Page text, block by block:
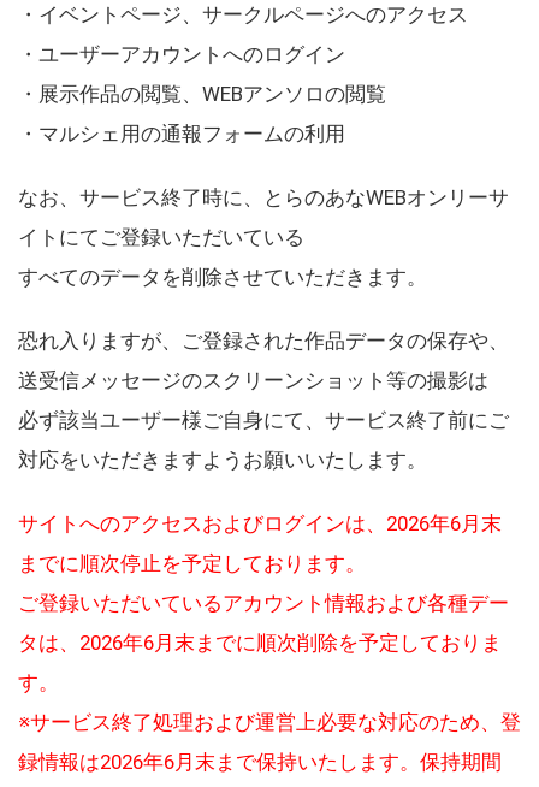
・イベントページ、サークルページへのアクセス
・ユーザーアカウントへのログイン
・展示作品の閲覧、WEBアンソロの閲覧
・マルシェ用の通報フォームの利用
なお、サービス終了時に、とらのあなWEBオンリーサ
イトにてご登録いただいている
すべてのデータを削除させていただきます。
恐れ入りますが、ご登録された作品データの保存や、
送受信メッセージのスクリーンショット等の撮影は
必ず該当ユーザー様ご自身にて、サービス終了前にご
対応をいただきますようお願いいたします。
サイトへのアクセスおよびログインは、2026年6月末
までに順次停止を予定しております。
ご登録いただいているアカウント情報および各種デー
タは、2026年6月末までに順次削除を予定しておりま
す。
※サービス終了処理および運営上必要な対応のため、登
録情報は2026年6月末まで保持いたします。保持期間